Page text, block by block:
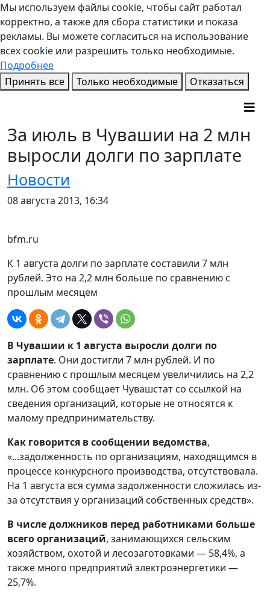
Мы используем файлы cookie, чтобы сайт работал
корректно, а также для сбора статистики и показа
рекламы. Вы можете согласиться на использование
всех cookie или разрешить только необходимые.
Подробнее
Принять все
Только необходимые Отказаться
За июль в Чувашии на 2 млн
выросли долги по зарплате
Новости
08 августа 2013, 16:34
bfm.ru
К 1 августа долги по зарплате составили 7 млн
рублей. Это на 2,2 млн больше по сравнению с
прошлым месяцем
В Чувашии к 1 августа выросли долги по
зарплате. Они достигли 7 млн рублей. И по
сравнению с прошлым месяцем увеличились на 2,2
млн. Об этом сообщает Чувашстат со ссылкой на
сведения организаций, которые не относятся к
малому предпринимательству.
Как говорится в сообщении ведомства,
«...задолженность по организациям, находящимся в
процессе конкурсного производства, отсутствовала.
На 1 августа вся сумма задолженности сложилась из-
за отсутствия у организаций собственных средств».
В числе должников перед работниками больше
всего организаций, занимающихся сельским
хозяйством, охотой и лесозаготовками — 58,4%, а
также много предприятий электроэнергетики —
25,7%.